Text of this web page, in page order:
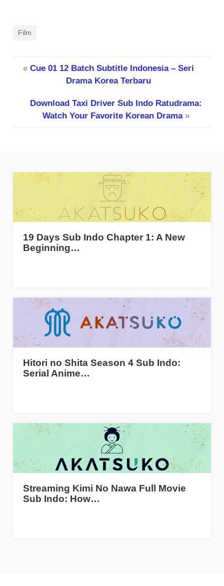
Film
« Cue 01 12 Batch Subtitle Indonesia – Seri
Drama Korea Terbaru
Download Taxi Driver Sub Indo Ratudrama:
Watch Your Favorite Korean Drama»
19 Days Sub Indo Chapter 1: A New
Beginning…
Hitori no Shita Season 4 Sub Indo:
Serial Anime…
Streaming Kimi No Nawa Full Movie
Sub Indo: How…